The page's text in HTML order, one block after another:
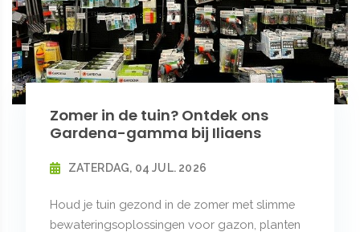
Zomer in de tuin? Ontdek ons
Gardena-gamma bij Iliaens
ZATERDAG, 04 JUL. 2026
Houd je tuin gezond in de zomer met slimme
bewateringsoplossingen voor gazon, planten